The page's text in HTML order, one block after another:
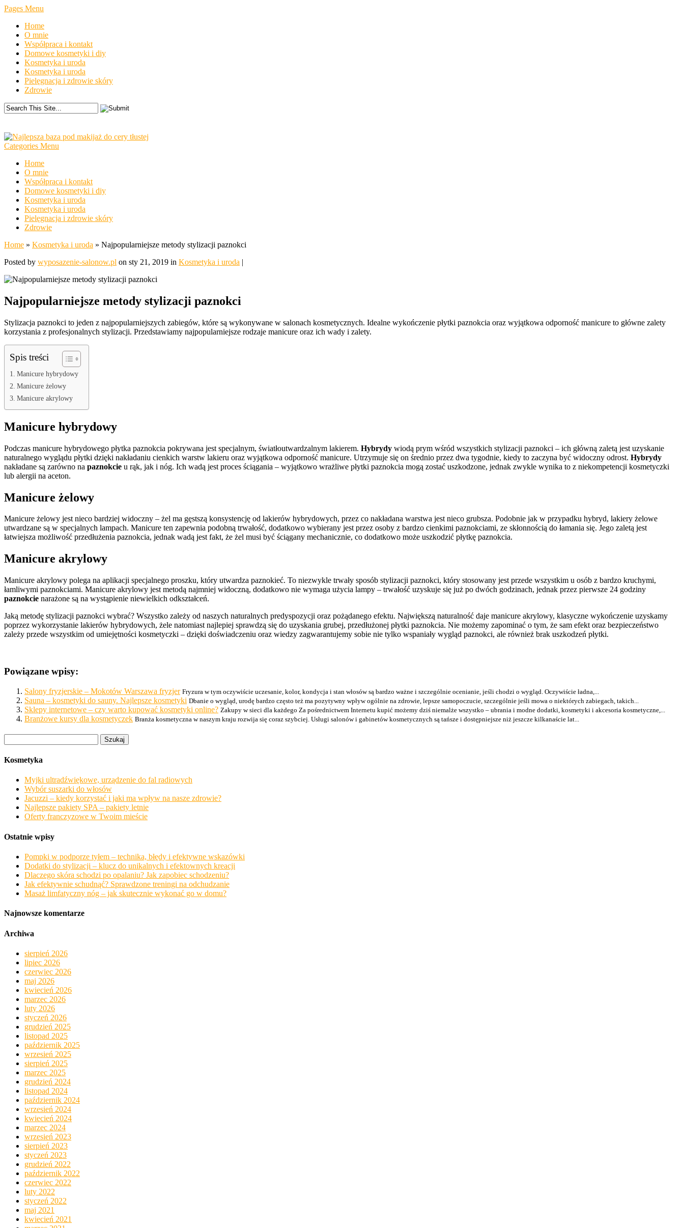
Pages Menu
Home
O mnie
Współpraca i kontakt
Domowe kosmetyki i diy
Kosmetyka i uroda
Kosmetyka i uroda
Pielęgnacja i zdrowie skóry
Zdrowie
Categories Menu
Home
O mnie
Współpraca i kontakt
Domowe kosmetyki i diy
Kosmetyka i uroda
Kosmetyka i uroda
Pielęgnacja i zdrowie skóry
Zdrowie
Home » Kosmetyka i uroda » Najpopularniejsze metody stylizacji paznokci
Posted by wyposazenie-salonow.pl on sty 21, 2019 in Kosmetyka i uroda |
Najpopularniejsze metody stylizacji paznokci
Stylizacja paznokci to jeden z najpopularniejszych zabiegów, które są wykonywane w salonach kosmetycznych. Idealne wykończenie płytki paznokcia oraz wyjątkowa odporność manicure to główne zalety
korzystania z profesjonalnych stylizacji. Przedstawiamy najpopularniejsze rodzaje manicure oraz ich wady i zalety.
Spis treści
Manicure hybrydowy
Manicure żelowy
Manicure akrylowy
Manicure hybrydowy
Podczas manicure hybrydowego płytka paznokcia pokrywana jest specjalnym, światłoutwardzalnym lakierem. Hybrydy wiodą prym wśród wszystkich stylizacji paznokci – ich główną zaletą jest uzyskanie
naturalnego wyglądu płytki dzięki nakładaniu cienkich warstw lakieru oraz wyjątkowa odporność manicure. Utrzymuje się on średnio przez dwa tygodnie, kiedy to zaczyna być widoczny odrost. Hybrydy
nakładane są zarówno na paznokcie u rąk, jak i nóg. Ich wadą jest proces ściągania – wyjątkowo wrażliwe płytki paznokcia mogą zostać uszkodzone, jednak zwykle wynika to z niekompetencji kosmetyczki
lub alergii na aceton.
Manicure żelowy
Manicure żelowy jest nieco bardziej widoczny – żel ma gęstszą konsystencję od lakierów hybrydowych, przez co nakładana warstwa jest nieco grubsza. Podobnie jak w przypadku hybryd, lakiery żelowe
utwardzane są w specjalnych lampach. Manicure ten zapewnia podobną trwałość, dodatkowo wybierany jest przez osoby z bardzo cienkimi paznokciami, ze skłonnością do łamania się. Jego zaletą jest
łatwiejsza możliwość przedłużenia paznokcia, jednak wadą jest fakt, że żel musi być ściągany mechanicznie, co dodatkowo może uszkodzić płytkę paznokcia.
Manicure akrylowy
Manicure akrylowy polega na aplikacji specjalnego proszku, który utwardza paznokieć. To niezwykle trwały sposób stylizacji paznokci, który stosowany jest przede wszystkim u osób z bardzo kruchymi,
łamliwymi paznokciami. Manicure akrylowy jest metodą najmniej widoczną, dodatkowo nie wymaga użycia lampy – trwałość uzyskuje się już po dwóch godzinach, jednak przez pierwsze 24 godziny
paznokcie narażone są na wystąpienie niewielkich odkształceń.
Jaką metodę stylizacji paznokci wybrać? Wszystko zależy od naszych naturalnych predyspozycji oraz pożądanego efektu. Największą naturalność daje manicure akrylowy, klasyczne wykończenie uzyskamy
poprzez wykorzystanie lakierów hybrydowych, żele natomiast najlepiej sprawdzą się do uzyskania grubej, przedłużonej płytki paznokcia. Nie możemy zapominać o tym, że sam efekt oraz bezpieczeństwo
zależy przede wszystkim od umiejętności kosmetyczki – dzięki doświadczeniu oraz wiedzy zagwarantujemy sobie nie tylko wspaniały wygląd paznokci, ale również brak uszkodzeń płytki.
Powiązane wpisy:
Salony fryzjerskie – Mokotów Warszawa fryzjer Fryzura w tym oczywiście uczesanie, kolor, kondycja i stan włosów są bardzo ważne i szczególnie ocenianie, jeśli chodzi o wygląd. Oczywiście ładna,...
Sauna – kosmetyki do sauny. Najlepsze kosmetyki Dbanie o wygląd, urodę bardzo często też ma pozytywny wpływ ogólnie na zdrowie, lepsze samopoczucie, szczególnie jeśli mowa o niektórych zabiegach, takich...
Sklepy internetowe – czy warto kupować kosmetyki online? Zakupy w sieci dla każdego Za pośrednictwem Internetu kupić możemy dziś niemalże wszystko – ubrania i modne dodatki, kosmetyki i akcesoria kosmetyczne,...
Branżowe kursy dla kosmetyczek Branża kosmetyczna w naszym kraju rozwija się coraz szybciej. Usługi salonów i gabinetów kosmetycznych są tańsze i dostępniejsze niż jeszcze kilkanaście lat...
Kosmetyka
Myjki ultradźwiękowe, urządzenie do fal radiowych
Wybór suszarki do włosów
Jacuzzi – kiedy korzystać i jaki ma wpływ na nasze zdrowie?
Najlepsze pakiety SPA – pakiety letnie
Oferty franczyzowe w Twoim mieście
Ostatnie wpisy
Pompki w podporze tyłem – technika, błędy i efektywne wskazówki
Dodatki do stylizacji – klucz do unikalnych i efektownych kreacji
Dlaczego skóra schodzi po opalaniu? Jak zapobiec schodzeniu?
Jak efektywnie schudnąć? Sprawdzone treningi na odchudzanie
Masaż limfatyczny nóg – jak skutecznie wykonać go w domu?
Najnowsze komentarze
Archiwa
sierpień 2026
lipiec 2026
czerwiec 2026
maj 2026
kwiecień 2026
marzec 2026
luty 2026
styczeń 2026
grudzień 2025
listopad 2025
październik 2025
wrzesień 2025
sierpień 2025
marzec 2025
grudzień 2024
listopad 2024
październik 2024
wrzesień 2024
kwiecień 2024
marzec 2024
wrzesień 2023
sierpień 2023
styczeń 2023
grudzień 2022
październik 2022
czerwiec 2022
luty 2022
styczeń 2022
maj 2021
kwiecień 2021